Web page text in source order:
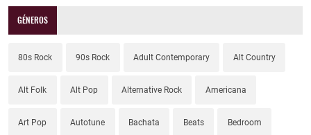
GÉNEROS
80s Rock 90s Rock Adult Contemporary Alt Country
Alt Folk Alt Pop Alternative Rock Americana
Art Pop Autotune Bachata Beats Bedroom